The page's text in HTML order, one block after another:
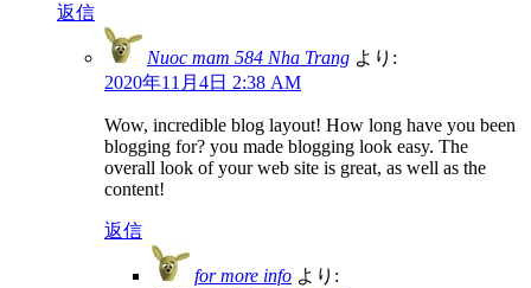
返信
Nuoc mam 584 Nha Trang より:
2020年11月4日 2:38 AM
Wow, incredible blog layout! How long have you been
blogging for? you made blogging look easy. The
overall look of your web site is great, as well as the
content!
返信
for more info より: